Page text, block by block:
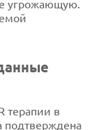
угрожающую.
терапии в
подтверждена